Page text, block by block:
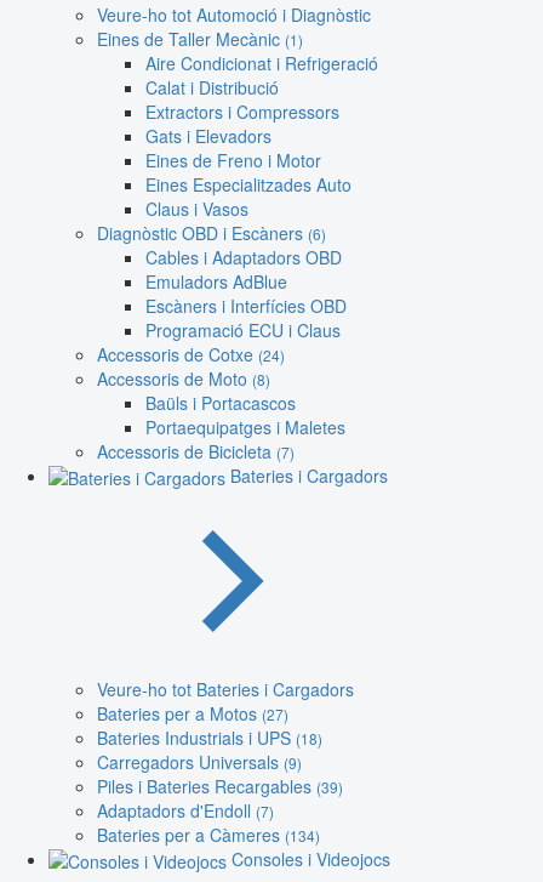
Veure-ho tot Automoció i Diagnòstic
Eines de Taller Mecànic (1)
Aire Condicionat i Refrigeració
Calat i Distribució
Extractors i Compressors
Gats i Elevadors
Eines de Freno i Motor
Eines Especialitzades Auto
Claus i Vasos
Diagnòstic OBD i Escàners (6)
Cables i Adaptadors OBD
Emuladors AdBlue
Escàners i Interfícies OBD
Programació ECU i Claus
Accessoris de Cotxe (24)
Accessoris de Moto (8)
Baüls i Portacascos
Portaequipatges i Maletes
Accessoris de Bicicleta (7)
Bateries i Cargadors
Veure-ho tot Bateries i Cargadors
Bateries per a Motos (27)
Bateries Industrials i UPS (18)
Carregadors Universals (9)
Piles i Bateries Recargables (39)
Adaptadors d'Endoll (7)
Bateries per a Càmeres (134)
Consoles i Videojocs